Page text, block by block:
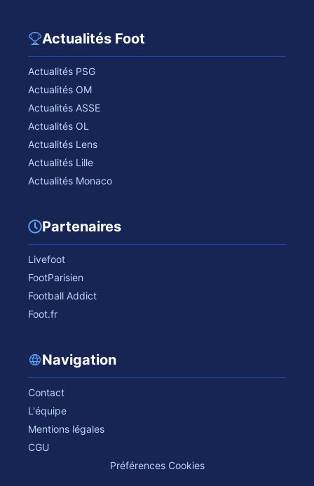
Actualités Foot
Actualités PSG
Actualités OM
Actualités ASSE
Actualités OL
Actualités Lens
Actualités Lille
Actualités Monaco
Partenaires
Livefoot
FootParisien
Football Addict
Foot.fr
Navigation
Contact
L'équipe
Mentions légales
CGU
Préférences Cookies